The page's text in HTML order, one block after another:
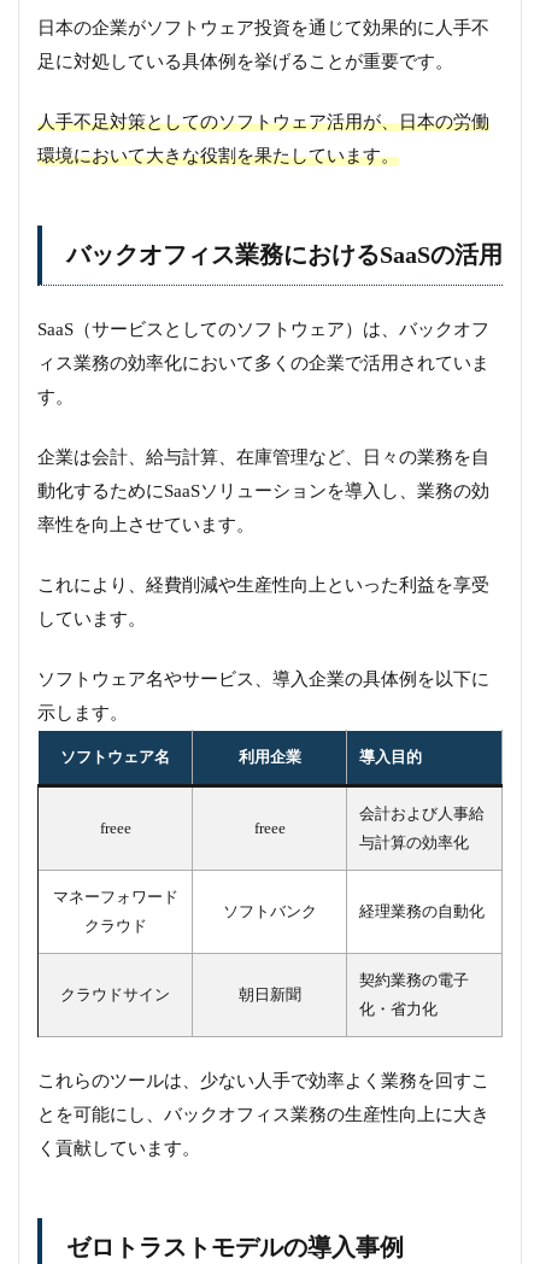
日本の企業がソフトウェア投資を通じて効果的に人手不
足に対処している具体例を挙げることが重要です。
人手不足対策としてのソフトウェア活用が、日本の労働
環境において大きな役割を果たしています。
バックオフィス業務におけるSaaSの活用
SaaS（サービスとしてのソフトウェア）は、バックオフ
ィス業務の効率化において多くの企業で活用されていま
す。
企業は会計、給与計算、在庫管理など、日々の業務を自
動化するためにSaaSソリューションを導入し、業務の効
率性を向上させています。
これにより、経費削減や生産性向上といった利益を享受
しています。
ソフトウェア名やサービス、導入企業の具体例を以下に
示します。
ソフトウェア名 利用企業 導入目的
freee freee
会計および人事給
与計算の効率化
マネーフォワード
クラウド
ソフトバンク 経理業務の自動化
クラウドサイン 朝日新聞
契約業務の電子
化・省力化
これらのツールは、少ない人手で効率よく業務を回すこ
とを可能にし、バックオフィス業務の生産性向上に大き
く貢献しています。
ゼロトラストモデルの導入事例